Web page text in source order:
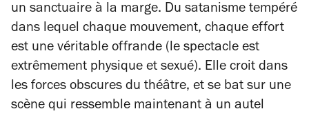
un sanctuaire à la marge. Du satanisme tempéré
dans lequel chaque mouvement, chaque effort
est une véritable offrande (le spectacle est
extrêmement physique et sexué). Elle croit dans
les forces obscures du théâtre, et se bat sur une
scène qui ressemble maintenant à un autel